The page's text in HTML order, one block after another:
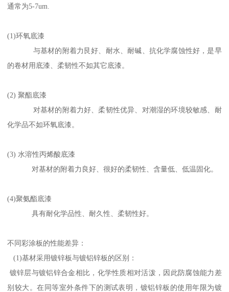
通常为5-7um.
(1)环氧底漆
与基材的附着力艮好、耐水、耐碱、抗化学腐蚀性好，是早
的卷材用底漆、柔韧性不如其它底漆。
(2) 聚酯底漆
对基材的附着力好、柔韧性优异、对潮湿的环境较敏感、耐
化学品不如环氧底漆。
(3) 水溶性丙烯酸底漆
对基材的附着力良好、很好的柔韧性、含量低、低温固化。
(4)聚氨酯底漆
具有耐化学品性、耐久性、柔韧性好。
不同彩涂板的性能差异：
(1)基材采用镀锌板与镀铝锌板的区别：
镀锌层与镀铝锌合金相比，化学性质相对活泼，因此防腐蚀能力差
别较大。在同等室外条件下的测试表明，镀铝锌板的使用年限为镀